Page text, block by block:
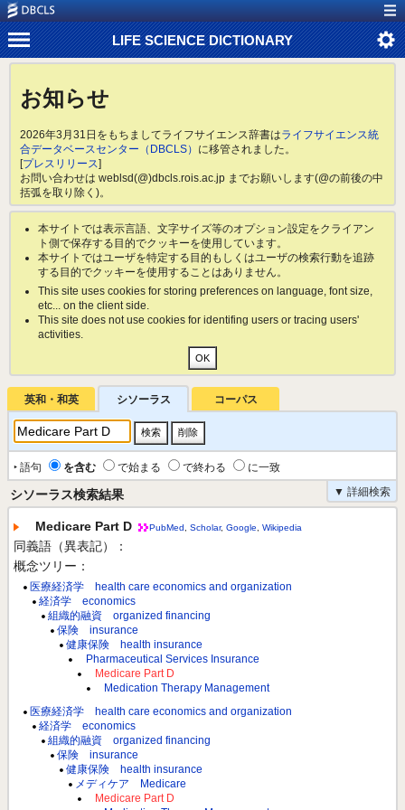
LIFE SCIENCE DICTIONARY
お知らせ
2026年3月31日をもちましてライフサイエンス辞書はライフサイエンス統
合データベースセンター（DBCLS） に移管されました。
[プレスリリース]
お問い合わせは weblsd(@)dbcls.rois.ac.jp までお願いします(@の前後の中
括弧を取り除く)。
本サイトでは表示言語、文字サイズ等のオプション設定をクライアン
ト側で保存する目的でクッキーを使用しています。
本サイトではユーザを特定する目的もしくはユーザの検索行動を追跡
する目的でクッキーを使用することはありません。
This site uses cookies for storing preferences on language, font size,
etc... on the client side.
This site does not use cookies for identifing users or tracing users'
activities.
英和・和英 シソーラス コーパス
‣ 語句 を含む で始まる で終わる
に一致
▼ 詳細検索
シソーラス検索結果
Medicare Part D PubMed Scholar, Google Wikipedia
同義語（異表記）：
概念ツリー：
医療経済学 health care economics and organization
経済学 economics
組織的融資 organized financing
保険 insurance
健康保険 health insurance
Pharmaceutical Services Insurance
Medicare Part D
Medication Therapy Management
医療経済学 health care economics and organization
経済学 economics
組織的融資 organized financing
保険 insurance
健康保険 health insurance
メディケア Medicare
Medicare Part D